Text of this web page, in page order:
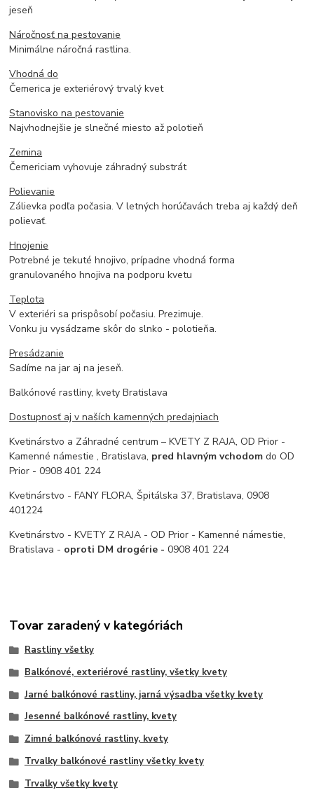
jeseň
Náročnosť na pestovanie
Minimálne náročná rastlina.
Vhodná do
Čemerica je exteriérový trvalý kvet
Stanovisko na pestovanie
Najvhodnejšie je slnečné miesto až polotieň
Zemina
Čemericiam vyhovuje záhradný substrát
Polievanie
Zálievka podľa počasia. V letných horúčavách treba aj každý deň
polievať.
Hnojenie
Potrebné je tekuté hnojivo, prípadne vhodná forma
granulovaného hnojiva na podporu kvetu
Teplota
V exteriéri sa prispôsobí počasiu. Prezimuje.
Vonku ju vysádzame skôr do slnko - polotieňa.
Presádzanie
Sadíme na jar aj na jeseň.
Balkónové rastliny, kvety Bratislava
Dostupnosť aj v naších kamenných predajniach
Kvetinárstvo a Záhradné centrum – KVETY Z RAJA, OD Prior -
Kamenné námestie , Bratislava, pred hlavným vchodom do OD
Prior - 0908 401 224
Kvetinárstvo - FANY FLORA, Špitálska 37, Bratislava, 0908
401224
Kvetinárstvo - KVETY Z RAJA - OD Prior - Kamenné námestie,
Bratislava - oproti DM drogérie -0908 401 224
Tovar zaradený v kategóriách
Rastliny všetky
Balkónové, exteriérové rastliny, všetky kvety
Jarné balkónové rastliny, jarná výsadba všetky kvety
Jesenné balkónové rastliny, kvety
Zimné balkónové rastliny, kvety
Trvalky balkónové rastliny všetky kvety
Trvalky všetky kvety